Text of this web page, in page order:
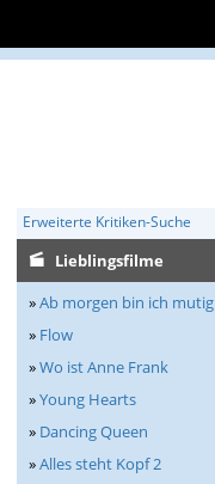
Erweiterte Kritiken-Suche
Lieblingsfilme
»Ab morgen bin ich mutig
» Flow
»Wo ist Anne Frank
»Young Hearts
» Dancing Queen
»Alles steht Kopf 2